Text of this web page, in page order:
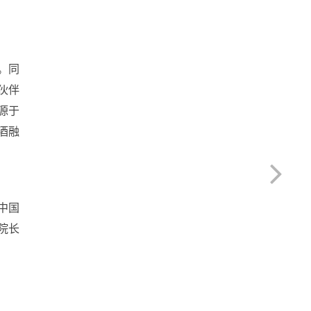
同
伴
于
融
国
长